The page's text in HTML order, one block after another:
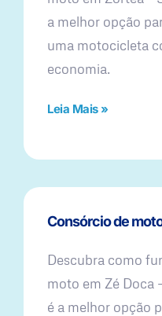
a melhor opção
uma motocicleta
economia.
Leia Mais »
Consórcio de
Descubra como
moto em Zé Doca
é a melhor opção